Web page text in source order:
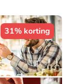
31% korting